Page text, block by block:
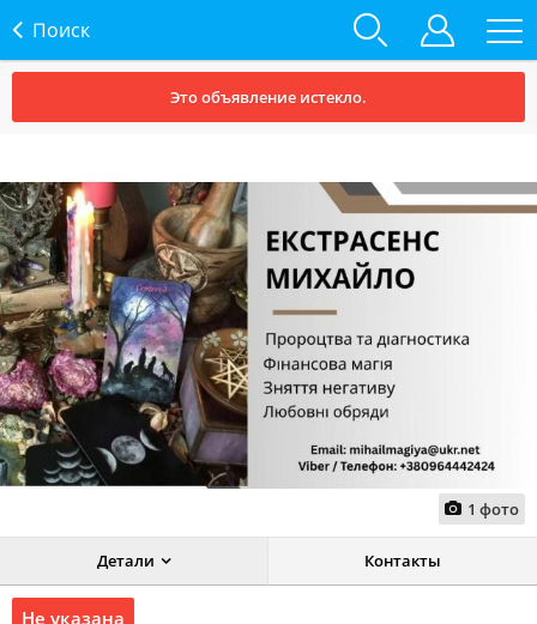
Поиск
Это объявление истекло.
1 фото
Детали Контакты
Не указана